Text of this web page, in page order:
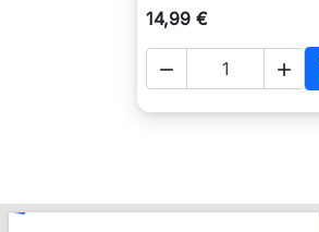
14,99 €
 